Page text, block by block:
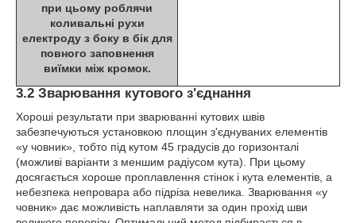
при цьому роблячи
коливальні рухи
електроду з боку в бік для
повного заповнення
виїмки між кромок.
3.2 Зварювання кутового з'єднання
Хороші результати при зварюванні кутових швів
забезпечуються установкою площин з'єднуваних елементів
«у човник», тобто під кутом 45 градусів до горизонталі
(можливі варіанти з меншим радіусом кута). При цьому
досягається хороше проплавлення стінок і кута елементів, а
небезпека непровара або підріза невелика. Зварювання «у
човник» дає можливість наплавляти за один прохід шви